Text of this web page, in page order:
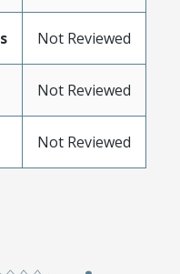
Not Reviewed
Not Reviewed
Not Reviewed